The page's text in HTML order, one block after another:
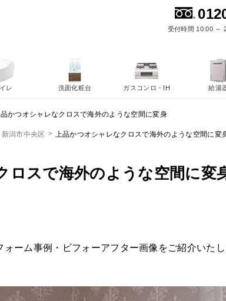
受付時間 10:00 ～
かつオシャレなクロスで海外のような空間に変身
新潟市中央区 上品かつオシャレなクロスで海外のような空間に変
ロスで海外のような空間に変
ーム事例・ビフォーアフター画像をご紹介いたし
レ 洗面化粧台 ガスコンロ・IH 給湯